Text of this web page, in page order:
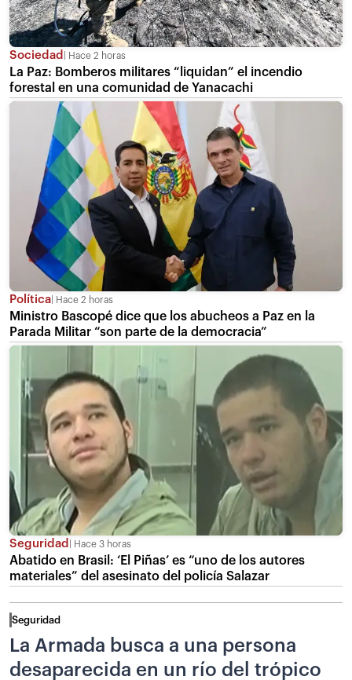
Sociedad Hace 2 horas
La Paz: Bomberos militares “liquidan” el incendio
forestal en una comunidad de Yanacachi
Política Hace 2 horas
Ministro Bascopé dice que los abucheos a Paz en la
Parada Militar “son parte de la democracia”
Seguridad Hace 3 horas
Abatido en Brasil: ‘El Piñas’ es “uno de los autores
materiales” del asesinato del policía Salazar
Seguridad
La Armada busca a una persona
desaparecida en un río del trópico